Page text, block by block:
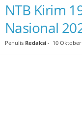
NTB Kirim
Nasional
Penulis Redaksi - 10 Oktober